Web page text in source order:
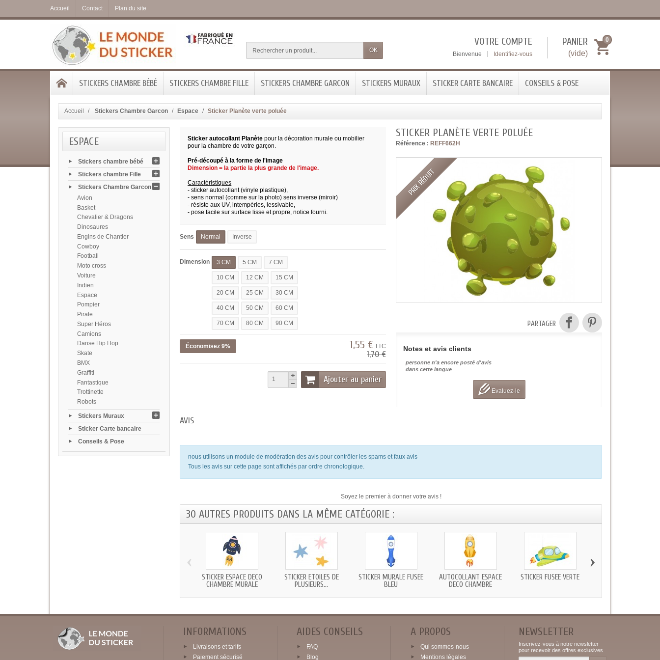
Accueil Contact Plan du site
OK
PANIER
(vide)
0
VOTRE COMPTE
Bienvenue Identifiez-vous
STICKERS CHAMBRE BÉBÉ STICKERS CHAMBRE FILLE STICKERS CHAMBRE GARCON STICKERS MURAUX STICKER CARTE BANCAIRE CONSEILS & POSE
Accueil Stickers Chambre Garcon Espace Sticker Planète verte poluée
ESPACE
Stickers chambre bébé
Stickers chambre Fille
Stickers Chambre Garcon
Avion
Basket
Chevalier & Dragons
Dinosaures
Engins de Chantier
Cowboy
Football
Moto cross
Voiture
Indien
Espace
Pompier
Pirate
Super Héros
Camions
Danse Hip Hop
Skate
BMX
Graffiti
Fantastique
Trottinette
Robots
Stickers Muraux
Sticker Carte bancaire
Conseils & Pose
STICKER PLANÈTE VERTE POLUÉE
Référence : REFF662H
PRIX RÉDUIT
PARTAGER
Notes et avis clients
personne n'a encore posté d'avis
dans cette langue
Evaluez-le
Sticker autocollant Planètepour la décoration murale ou mobilier
pour la chambre de votre garçon.
Pré-découpé à la forme de l'image
Dimension = la partie la plus grande de l'image.
Caractéristiques
- sticker autocollant (vinyle plastique),
- sens normal (comme sur la photo) sens inverse (miroir)
- résiste aux UV, intempéries, lessivable,
- pose facile sur surface lisse et propre, notice fourni.
Sens Normal Inverse
Dimension 3 CM 5 CM 7 CM
10 CM 12 CM 15 CM
20 CM 25 CM 30 CM
40 CM 50 CM 60 CM
70 CM 80 CM 90 CM
Économisez 9% 1,55 € TTC
1,70 €
Ajouter au panier
AVIS
nous utilisons un module de modération des avis pour contrôler les spams et faux avis
Tous les avis sur cette page sont affichés par ordre chronologique.
Soyez le premier à donner votre avis !
30 AUTRES PRODUITS DANS LA MÊME CATÉGORIE :
STICKER ESPACE DECO
CHAMBRE MURALE
STICKER ETOILES DE
PLUSIEURS...
STICKER MURALE FUSEE
BLEU
AUTOCOLLANT ESPACE
DECO CHAMBRE
STICKER FUSEE VERTE
‹ ›
INFORMATIONS
Livraisons et tarifs
Paiement sécurisé
AIDES CONSEILS
FAQ
Blog
A PROPOS
Qui sommes-nous
Mentions légales
NEWSLETTER
Inscrivez-vous à notre newsletter
pour recevoir des offres exclusives